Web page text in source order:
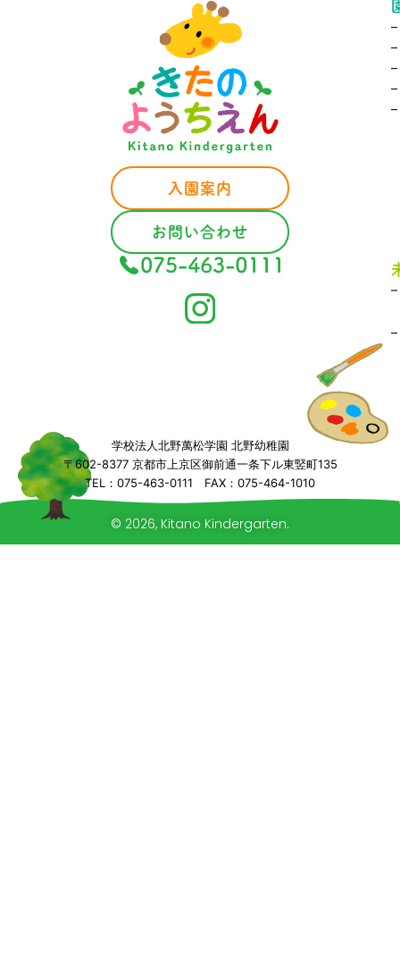
入園案内
お問い合わせ
学校法人北野萬松学園 北野幼稚園
〒602-8377 京都市上京区御前通一条下ル東竪町135
TEL：075-463-0111 FAX：075-464-1010
© 2026, Kitano Kindergarten.